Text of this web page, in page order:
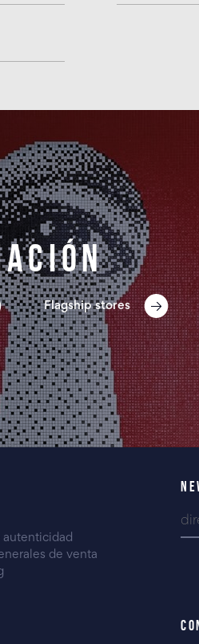
Flagship stores
de venta